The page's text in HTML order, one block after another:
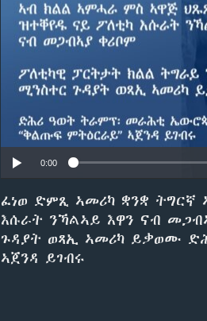
0:00
ፈነወ ድምጺ ኣመሪካ ቋንቋ
እሱራት ንኻልኣይ እዋን ናብ
ጉዳያት ወጻኢ ኣመሪካ ይቃወሙ
ኣጀንዳ ይገብሩ